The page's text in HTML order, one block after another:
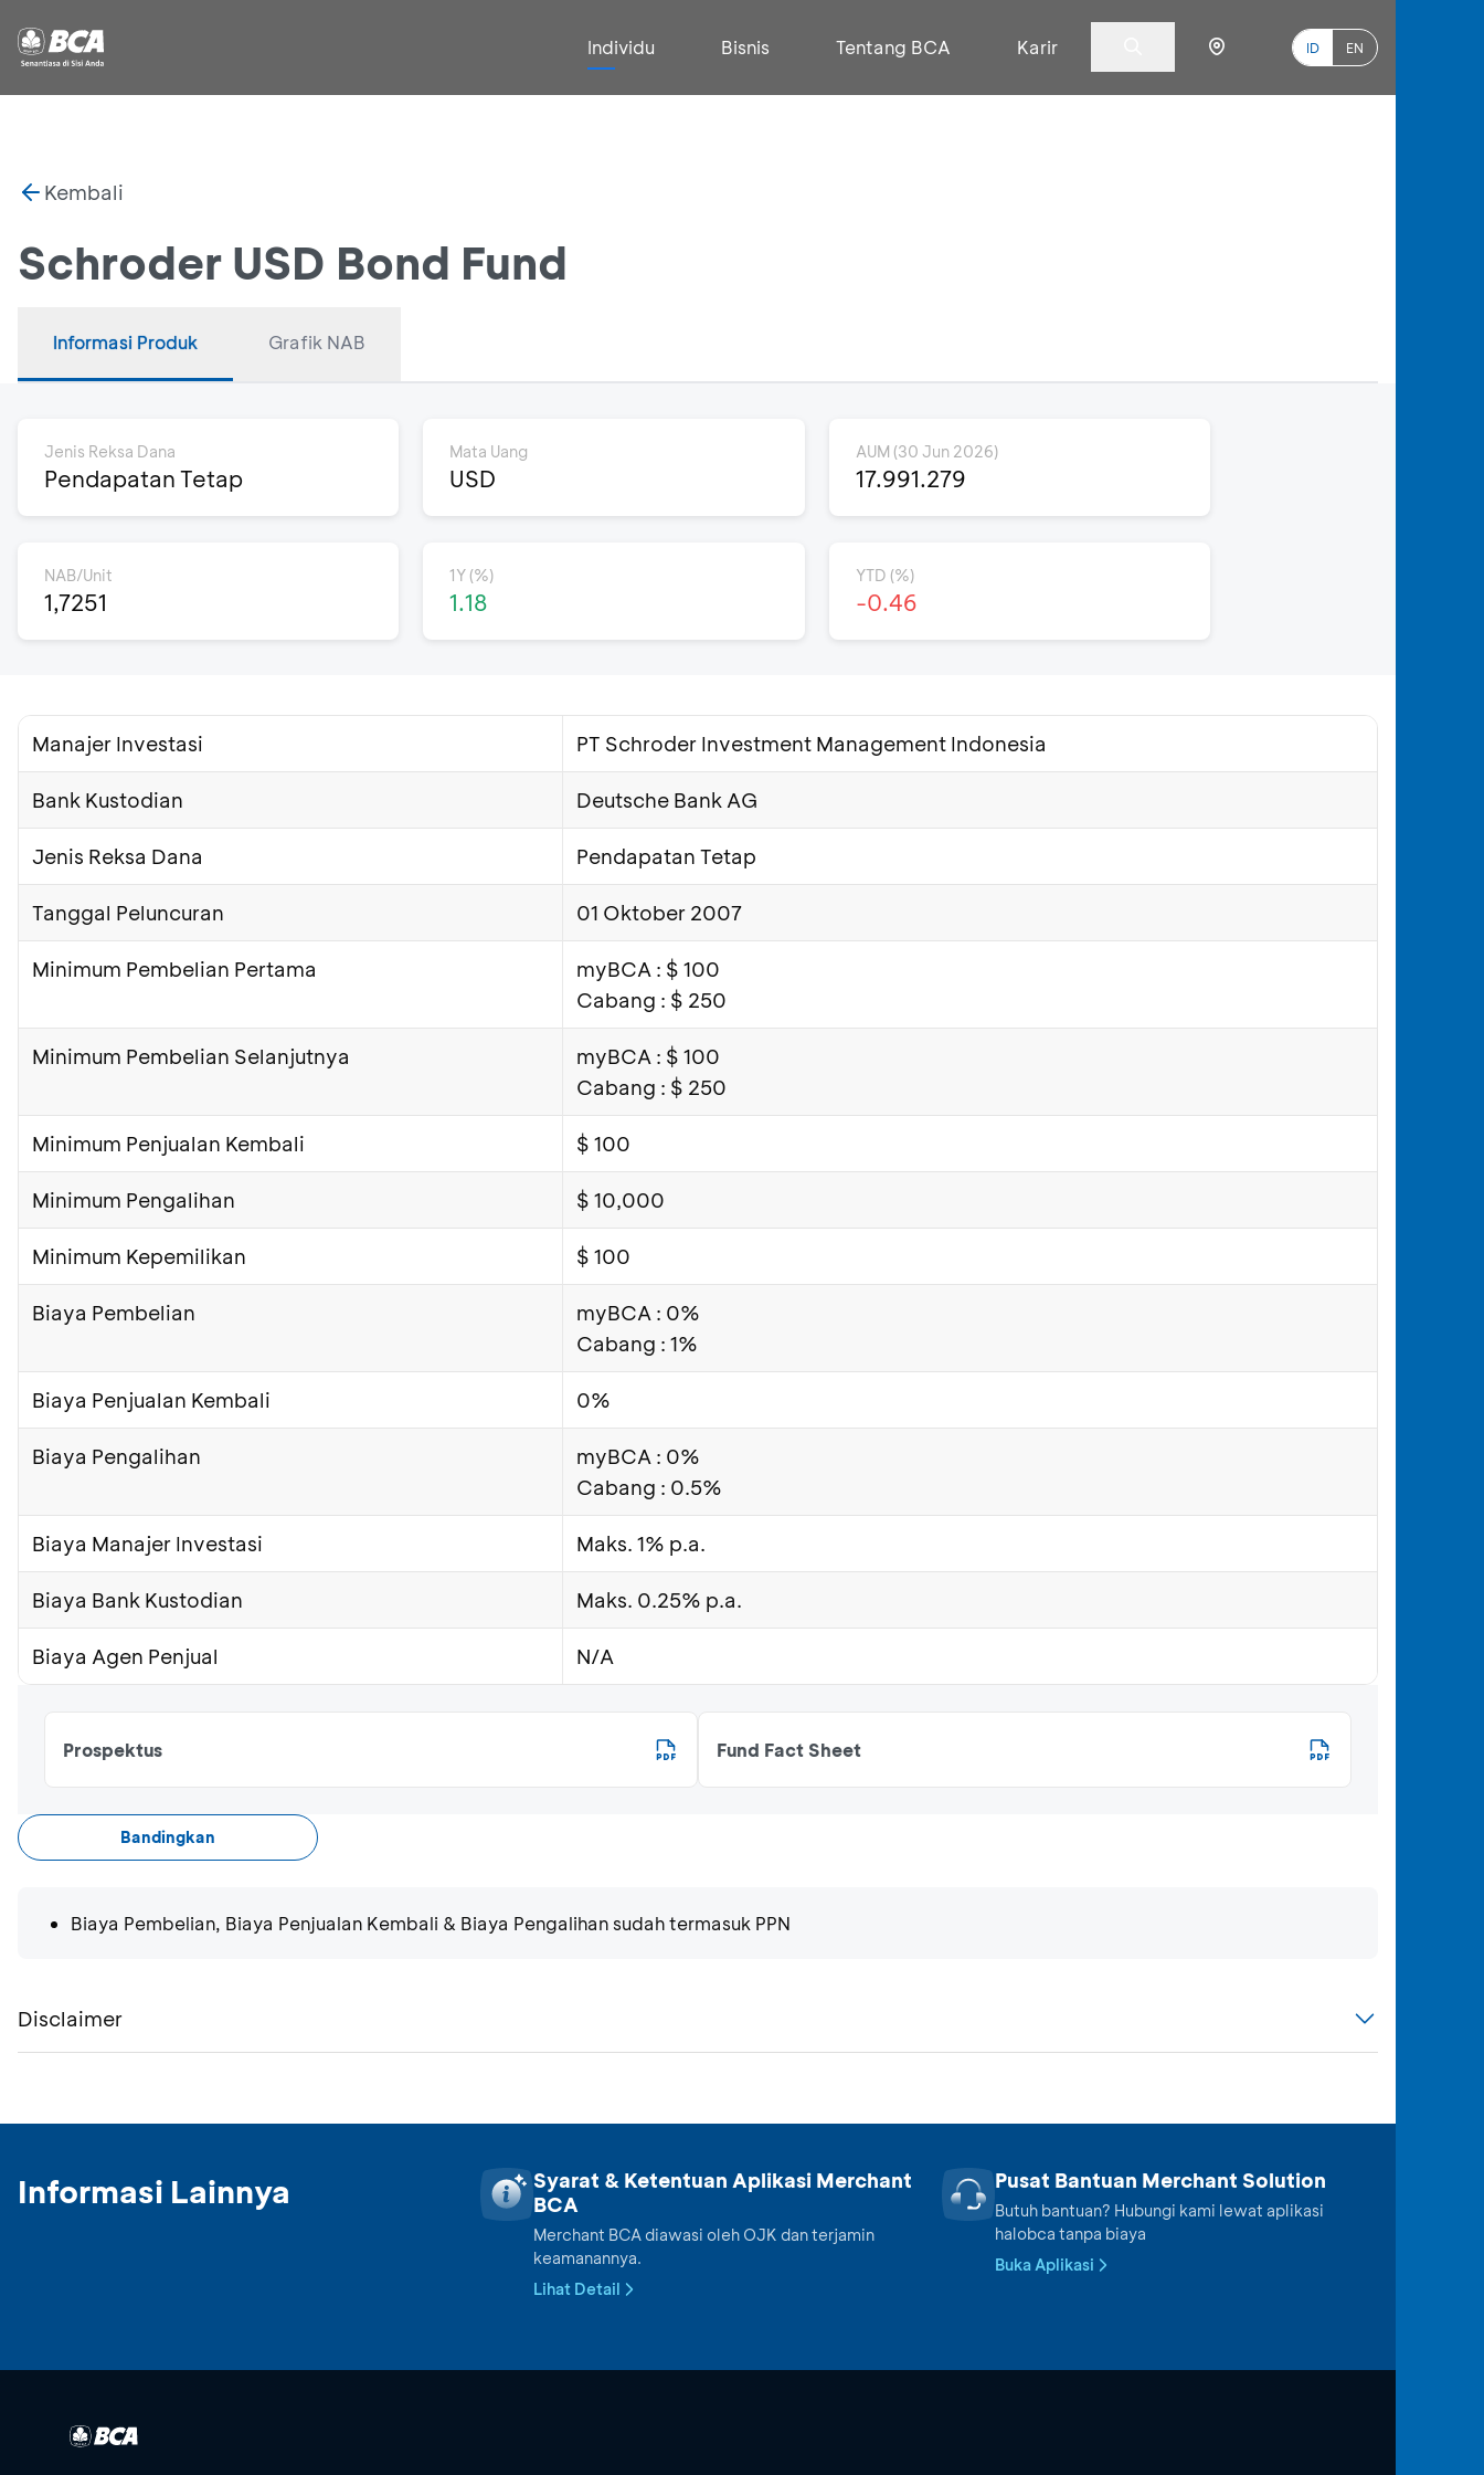
Individu Bisnis Tentang BCA Karir ID EN
Kembali
Schroder USD Bond Fund
Informasi Produk Grafik NAB
Jenis Reksa Dana
Pendapatan Tetap
Mata Uang
USD
AUM (30 Jun 2026)
17.991.279
NAB/Unit
1,7251
1Y (%)
1.18
YTD (%)
-0.46
Manajer Investasi PT Schroder Investment Management Indonesia
Bank Kustodian Deutsche Bank AG
Jenis Reksa Dana Pendapatan Tetap
Tanggal Peluncuran 01 Oktober 2007
Minimum Pembelian Pertama
myBCA : $ 100
Cabang : $ 250
Minimum Pembelian Selanjutnya
myBCA : $ 100
Cabang : $ 250
Minimum Penjualan Kembali $ 100
Minimum Pengalihan $ 10,000
Minimum Kepemilikan $ 100
Biaya Pembelian
myBCA : 0%
Cabang : 1%
Biaya Penjualan Kembali 0%
Biaya Pengalihan
myBCA : 0%
Cabang : 0.5%
Biaya Manajer Investasi Maks. 1% p.a.
Biaya Bank Kustodian Maks. 0.25% p.a.
Biaya Agen Penjual N/A
Prospektus Fund Fact Sheet
Bandingkan
Biaya Pembelian, Biaya Penjualan Kembali & Biaya Pengalihan sudah termasuk PPN
Disclaimer
Informasi Lainnya
Syarat & Ketentuan Aplikasi Merchant
BCA
Merchant BCA diawasi oleh OJK dan terjamin
keamanannya.
Lihat Detail
Pusat Bantuan Merchant Solution
Butuh bantuan? Hubungi kami lewat aplikasi
halobca tanpa biaya
Buka Aplikasi